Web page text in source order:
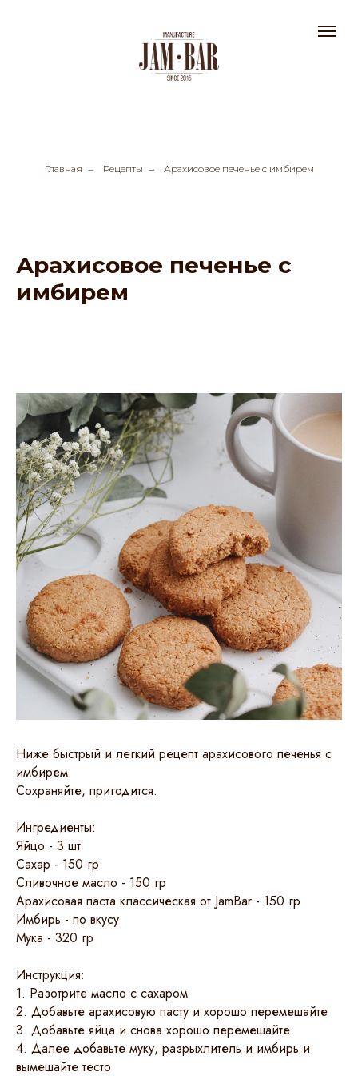
Главная → Рецепты → Арахисовое печенье с имбирем
Арахисовое печенье с
имбирем
Ниже быстрый и легкий рецепт арахисового печенья с
имбирем.
Сохраняйте, пригодится.
Ингредиенты:
Яйцо - 3 шт
Сахар - 150 гр
Сливочное масло - 150 гр
Арахисовая паста классическая от JamBar - 150 гр
Имбирь - по вкусу
Мука - 320 гр
Инструкция:
1. Разотрите масло с сахаром
2. Добавьте арахисовую пасту и хорошо перемешайте
3. Добавьте яйца и снова хорошо перемешайте
4. Далее добавьте муку, разрыхлитель и имбирь и
вымешайте тесто